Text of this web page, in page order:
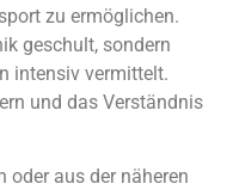
zu ermöglichen.
geschult, sondern
intensiv vermittelt.
und das Verständnis
oder aus der näheren